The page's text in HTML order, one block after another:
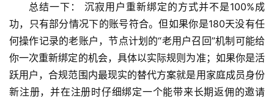
总结一下： 沉寂用户重新绑定的方式并不是100%成
功，只有部分情况下的账号符合。但如果你是180天没有任
何操作记录的老账户，节点计划的“老用户召回”机制可能给
你一次重新绑定的机会，具体以实际规则为准；如果你是活
跃用户，合规范围内最现实的替代方案就是用家庭成员身份
新注册，并在注册时仔细绑定一个能带来长期返佣的邀请